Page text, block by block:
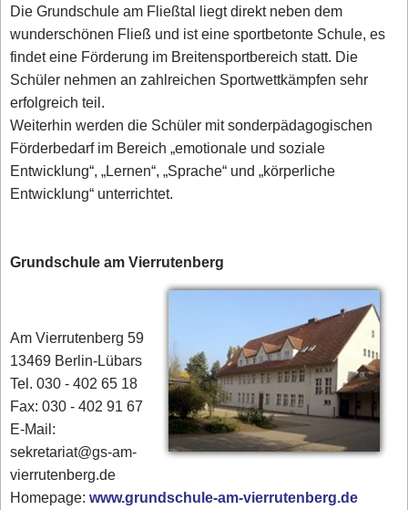
Die Grundschule am Fließtal liegt direkt neben dem
wunderschönen Fließ und ist eine sportbetonte Schule, es
findet eine Förderung im Breitensportbereich statt. Die
Schüler nehmen an zahlreichen Sportwettkämpfen sehr
erfolgreich teil.
Weiterhin werden die Schüler mit sonderpädagogischen
Förderbedarf im Bereich „emotionale und soziale
Entwicklung“, „Lernen“, „Sprache“ und „körperliche
Entwicklung“ unterrichtet.
Grundschule am Vierrutenberg
Am Vierrutenberg 59
13469 Berlin-Lübars
Tel. 030 - 402 65 18
Fax: 030 - 402 91 67
E-Mail:
sekretariat@gs-am-
vierrutenberg.de
Homepage:www.grundschule-am-vierrutenberg.de